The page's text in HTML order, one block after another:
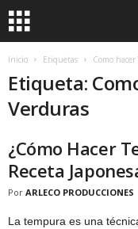
Inicio Etiquetas Como
Etiqueta:
Verduras
¿Cómo Hacer
Receta
Por ARLECO PRODUCCIONES
La tempura es una